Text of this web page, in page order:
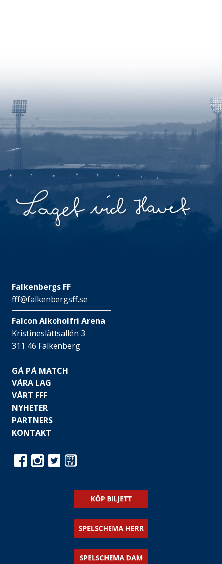
Falkenbergs FF
fff@falkenbergsff.se
Falcon Alkoholfri Arena
Kristineslättsallén 3
311 46 Falkenberg
GÅ PÅ MATCH
VÅRA LAG
VÅRT FFF
NYHETER
PARTNERS
KONTAKT